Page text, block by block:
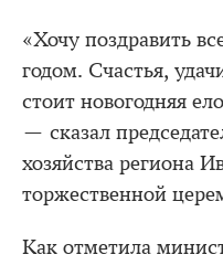
«Хочу поздравить
годом. Счастья,
стоит новогодняя
— сказал
хозяйства региона
торжественной
Как отметила